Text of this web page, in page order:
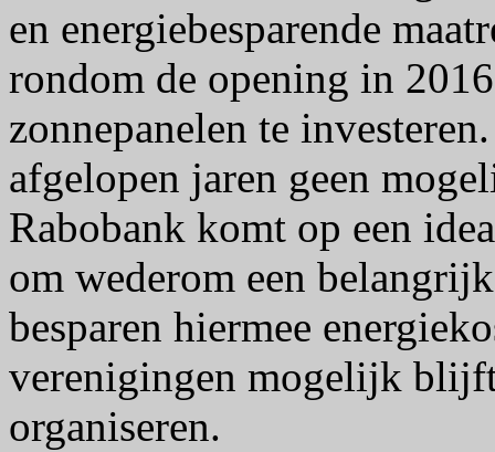
en energiebesparende
rondom de opening in
zonnepanelen te
afgelopen jaren geen
Rabobank komt op een
om wederom een
besparen hiermee
verenigingen mogelijk
organiseren.